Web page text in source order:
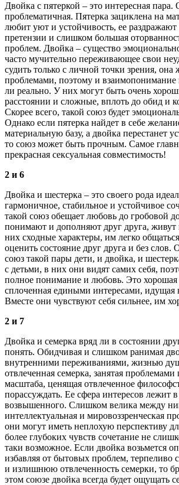
Двойка с пятеркой – это интересная пара.
проблематичная. Пятерка зациклена на
любит уют и устойчивость, ее
претензии и слишком большая
проблем. Двойка – существо
часто мучительно переживающее свои
судить только с личной точки зрения,
проблемами, поэтому и взаимопонимание
ли реально. У них могут быть очень
расстоянии и сложные, вплоть до обид и
Скорее всего, такой союз будет
Однако если пятерка найдет в себе
материальную базу, а двойка перестанет
то союз может быть прочным. Самое
прекрасная сексуальная совместимость!
2 и 6
Двойка и шестерка – это своего рода
гармоничное, стабильное и устойчивое
такой союз обещает любовь до гробовой
понимают и дополняют друг друга,
них сходные характеры, им легко
оценить состояние друг друга и без
союз такой пары дети, и двойка, и
с детьми, в них они видят самих себя,
полное понимание и любовь. Это хорошая
сплоченная едиными интересами, идущая
Вместе они чувствуют себя сильнее, им
2 и 7
Двойка и семерка вряд ли в состоянии
понять. Обидчивая и слишком ранимая
внутренними переживаниями, жизнью
отвлеченная семерка, занятая проблемами
масштаба, ценящая отвлеченное
порассуждать. Ее сфера интересов лежит в
возвышенного. Слишком велика между
интеллектуальная и мировоззренческая
они могут иметь неплохую перспективу
более глубоких чувств сочетание не
таки возможное. Если двойка возьмется
избавляя от бытовых проблем, терпеливо
и излишнюю отвлеченность семерки, то
этом союзе двойка всегда будет ощущать